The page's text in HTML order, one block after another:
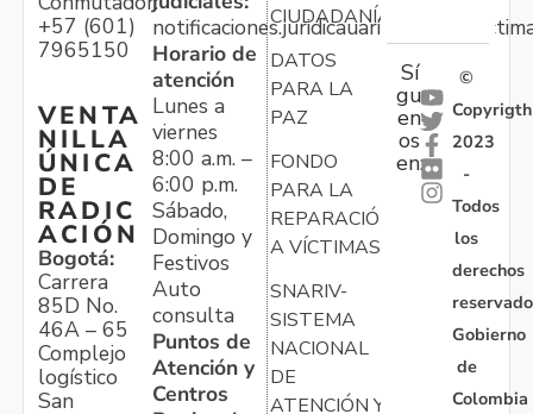
+57 (601)
7965150
VENTA
NILLA
ÚNICA
DE
RADIC
ACIÓN
Bogotá:
Carrera
85D No.
46A – 65
Complejo
logístico
San
Horario de
atención
Lunes a
viernes
8:00 a.m. –
6:00 p.m.
Sábado,
Domingo y
Festivos
Auto
consulta
Puntos de
Atención y
Centros
CIUDADANÍA
DATOS
PARA LA
PAZ
FONDO
PARA LA
REPARACIÓN
A VÍCTIMAS
SNARIV-
SISTEMA
NACIONAL
DE
ATENCIÓN Y
Sí
gu
en
os
en:
©
Copyrigth
2023
-
Todos
los
derechos
Gobierno
de
Colombia